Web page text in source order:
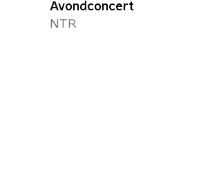
Avondconcert
NTR